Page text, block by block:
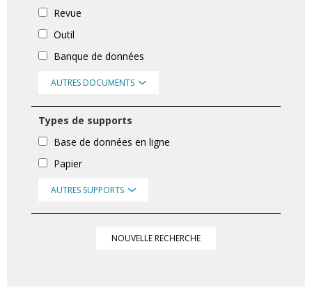
Revue
Outil
Banque de données
AUTRES DOCUMENTS
Types de supports
Base de données en ligne
Papier
AUTRES SUPPORTS
NOUVELLE RECHERCHE